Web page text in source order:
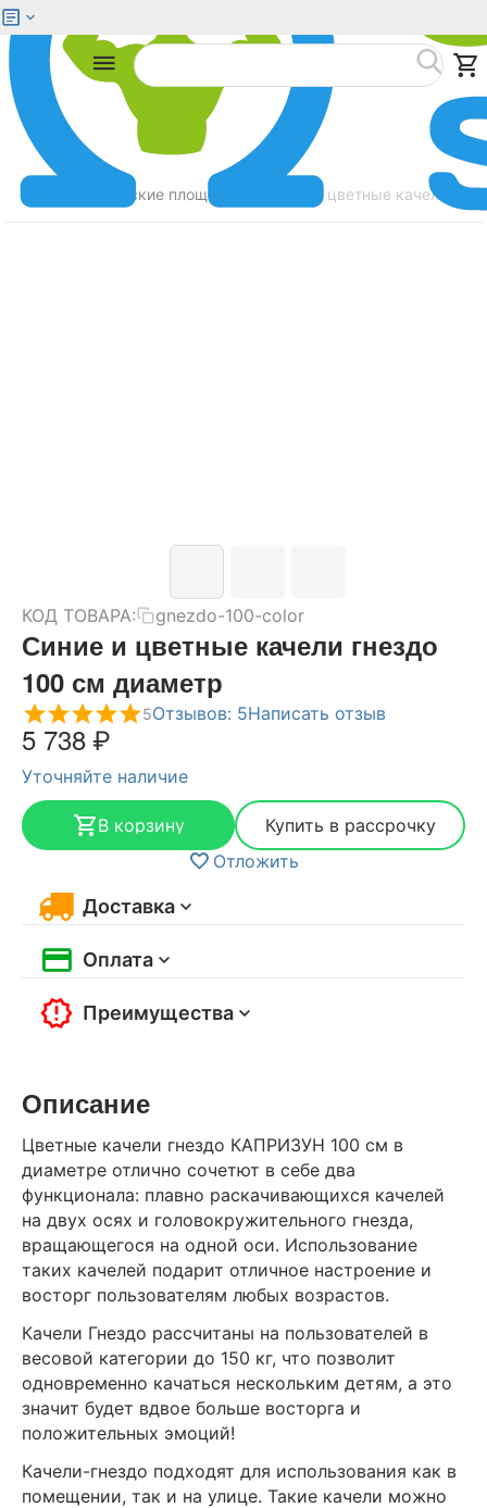
Детские площадки Синие и цветные качели
КОД ТОВАРА: gnezdo-100-color
Синие и цветные качели гнездо
100 см диаметр
5Отзывов: 5Написать отзыв
5 738₽
Уточняйте наличие
В корзину
Купить в рассрочку
Отложить
Доставка
Оплата
Преимущества
Описание
Цветные качели гнездо КАПРИЗУН 100 см в
диаметре отлично сочетют в себе два
функционала: плавно раскачивающихся качелей
на двух осях и головокружительного гнезда,
вращающегося на одной оси. Использование
таких качелей подарит отличное настроение и
восторг пользователям любых возрастов.
Качели Гнездо рассчитаны на пользователей в
весовой категории до 150 кг, что позволит
одновременно качаться нескольким детям, а это
значит будет вдвое больше восторга и
положительных эмоций!
Качели-гнездо подходят для использования как в
помещении, так и на улице. Такие качели можно
Меню Найти